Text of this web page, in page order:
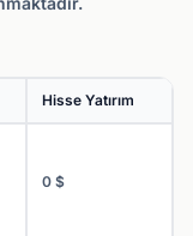
Hisse Yatırım
0 $